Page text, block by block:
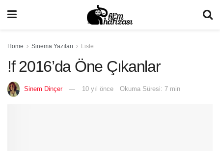
Home Sinema Yazıları Liste
!f 2016’da Öne Çıkanlar
Sinem Dinçer 10 yıl önce Okuma Süresi: 7 min